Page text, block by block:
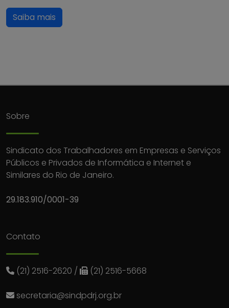
Saiba mais
Sobre
Sindicato dos Trabalhadores em Empresas e Serviços
Públicos e Privados de Informática e Internet e
Similares do Rio de Janeiro.
29.183.910/0001-39
Contato
(21) 2516-2620 / (21) 2516-5668
secretaria@sindpdrj.org.br